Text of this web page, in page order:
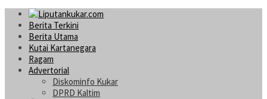
Berita Terkini
Berita Utama
Kutai Kartanegara
Ragam
Advertorial
Diskominfo Kukar
DPRD Kaltim